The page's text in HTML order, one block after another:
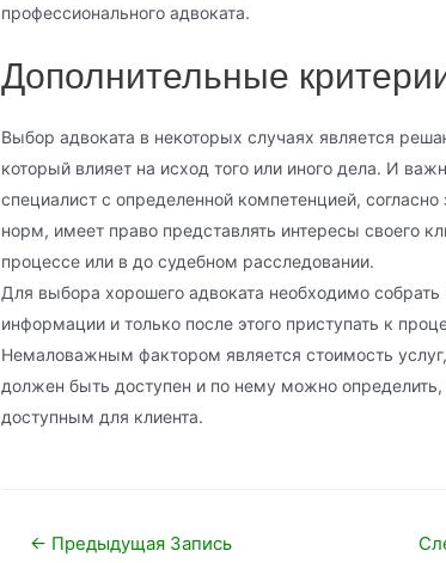
профессионального адвоката.
Дополнительные
Выбор адвоката в некоторых случаях является
который влияет на исход того или иного дела. И
специалист с определенной компетенцией, согласно
норм, имеет право представлять интересы своего
процессе или в до судебном расследовании.
Для выбора хорошего адвоката необходимо
информации и только после этого приступать к
Немаловажным фактором является стоимость
должен быть доступен и по нему можно определить,
доступным для клиента.
Навигация
← Предыдущая Запись